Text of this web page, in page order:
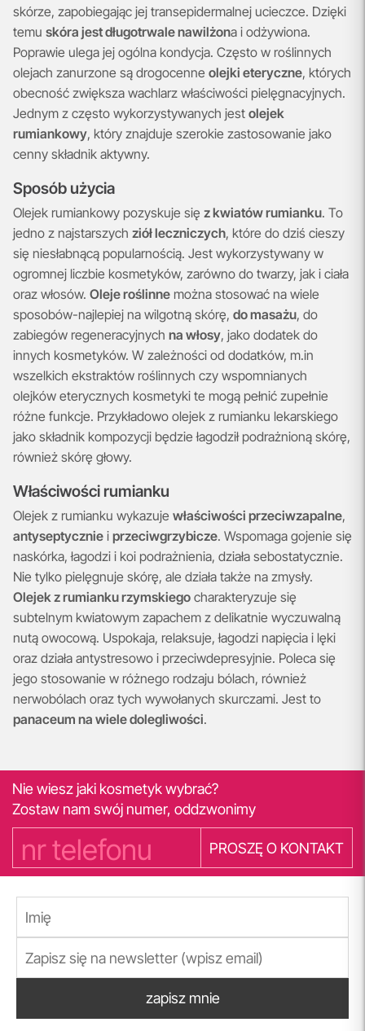
skórze, zapobiegając jej transepidermalnej ucieczce. Dzięki
temu skóra jest długotrwale nawilżona i odżywiona.
Poprawie ulega jej ogólna kondycja. Często w roślinnych
olejach zanurzone są drogocenne olejki eteryczne, których
obecność zwiększa wachlarz właściwości pielęgnacyjnych.
Jednym z często wykorzystywanych jest olejek
rumiankowy, który znajduje szerokie zastosowanie jako
cenny składnik aktywny.
Sposób użycia
Olejek rumiankowy pozyskuje się z kwiatów rumianku. To
jedno z najstarszych ziół leczniczych, które do dziś cieszy
się niesłabnącą popularnością. Jest wykorzystywany w
ogromnej liczbie kosmetyków, zarówno do twarzy, jak i ciała
oraz włosów. Oleje roślinne można stosować na wiele
sposobów-najlepiej na wilgotną skórę, do masażu, do
zabiegów regeneracyjnych na włosy, jako dodatek do
innych kosmetyków. W zależności od dodatków, m.in
wszelkich ekstraktów roślinnych czy wspomnianych
olejków eterycznych kosmetyki te mogą pełnić zupełnie
różne funkcje. Przykładowo olejek z rumianku lekarskiego
jako składnik kompozycji będzie łagodził podrażnioną skórę,
również skórę głowy.
Właściwości rumianku
Olejek z rumianku wykazuje właściwości przeciwzapalne,
antyseptycznie i przeciwgrzybicze. Wspomaga gojenie się
naskórka, łagodzi i koi podrażnienia, działa sebostatycznie.
Nie tylko pielęgnuje skórę, ale działa także na zmysły.
Olejek z rumianku rzymskiego charakteryzuje się
subtelnym kwiatowym zapachem z delikatnie wyczuwalną
nutą owocową. Uspokaja, relaksuje, łagodzi napięcia i lęki
oraz działa antystresowo i przeciwdepresyjnie. Poleca się
jego stosowanie w różnego rodzaju bólach, również
nerwobólach oraz tych wywołanych skurczami. Jest to
panaceum na wiele dolegliwości.
Nie wiesz jaki kosmetyk wybrać?
Zostaw nam swój numer, oddzwonimy
PROSZĘ O KONTAKT
zapisz mnie